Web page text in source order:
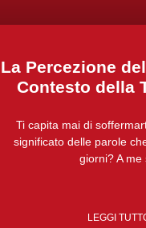
La Percezione
Contesto della
Ti capita mai di
significato delle parole
giorni? A me
LEGGI